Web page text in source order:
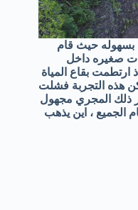
بسهوله حيث قام
صغيره داخل
ارتطمت بقاع المياة
هذه التجربة فشلت
ذلك المجري مجهول
الجميع ، اين يذهب